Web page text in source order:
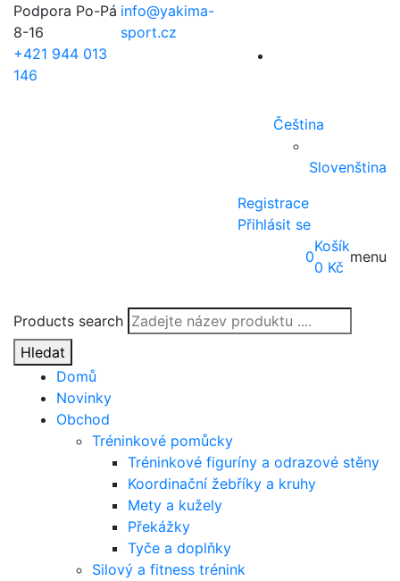
Podpora Po-Pá
8-16
+421 944 013
146
info@yakima-
sport.cz
Čeština
Slovenština
Registrace
Přihlásit se
Products search
Hledat
0
Košík
0 Kč
menu
Domů
Novinky
Obchod
Tréninkové pomůcky
Tréninkové figuríny a odrazové stěny
Koordinační žebříky a kruhy
Mety a kužely
Překážky
Tyče a doplňky
Silový a fitness trénink